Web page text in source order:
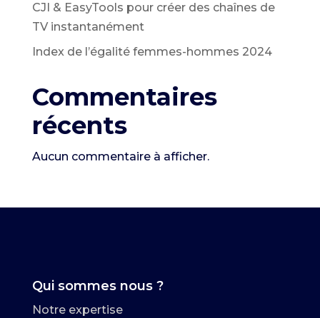
CJI & EasyTools pour créer des chaînes de
TV instantanément
Index de l’égalité femmes-hommes 2024
Commentaires
récents
Aucun commentaire à afficher.
Qui sommes nous ?
Notre expertise